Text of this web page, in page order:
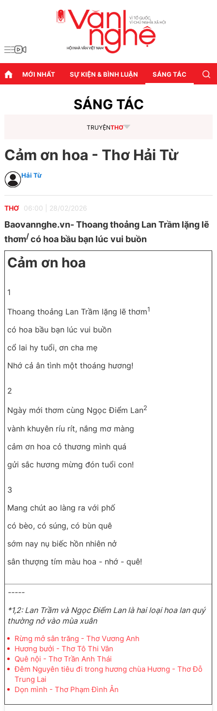
MỚI NHẤT SỰ KIỆN & BÌNH LUẬN SÁNG TÁC
SÁNG TÁC
TRUYỆNTHƠ
Cảm ơn hoa - Thơ Hải Từ
Hải Từ
THƠ 06:00 28/02/2026
Baovannghe.vn- Thoang thoảng Lan Trầm lặng lẽ
thơm/có hoa bầu bạn lúc vui buồn
Cảm ơn hoa
1
Thoang thoảng Lan Trầm lặng lẽ thơm1
có hoa bầu bạn lúc vui buồn
cổ lai hy tuổi, ơn cha mẹ
Nhớ cả ân tình một thoáng hương!
2
Ngày mới thơm cùng Ngọc Điểm Lan2
vành khuyên ríu rít, nắng mơ màng
cảm ơn hoa cỏ thương mình quá
gửi sắc hương mừng đón tuổi con!
3
Mang chút ao làng ra với phố
có bèo, có súng, có bùn quê
sớm nay nụ biếc hồn nhiên nở
sân thượng tím màu hoa - nhớ - quê!
-----
*1,2: Lan Trầm và Ngọc Điểm Lan là hai loại hoa lan quý
thường nở vào mùa xuân
Rừng mở sân trăng - Thơ Vương Anh
Hương bưởi - Thơ Tô Thi Vân
Quê nội - Thơ Trần Anh Thái
Đêm Nguyên tiêu đi trong hương chùa Hương - Thơ Đỗ
Trung Lai
Dọn mình - Thơ Phạm Đình Ân